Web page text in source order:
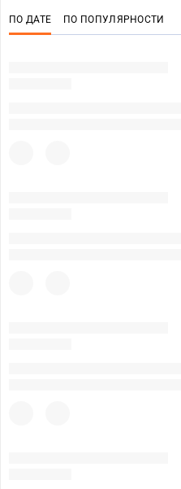
ПО ДАТЕ ПО ПОПУЛЯРНОСТИ